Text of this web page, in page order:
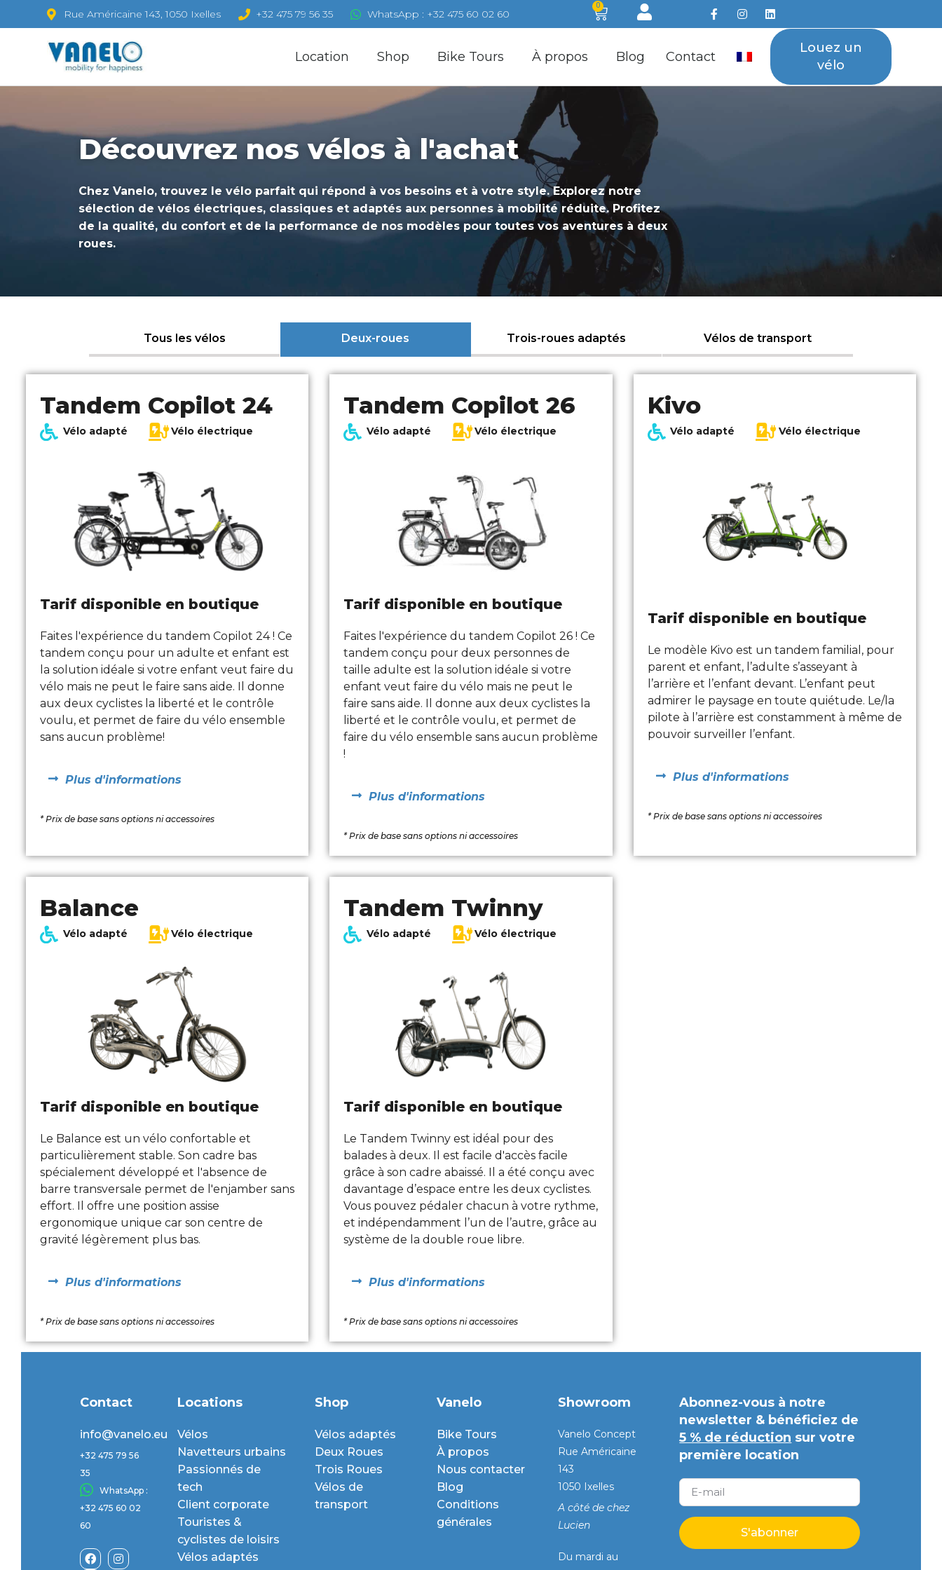
Rue Américaine 143, 1050 Ixelles +32 475 79 56 35 WhatsApp : +32 475 60 02 60
0
Location Shop Bike Tours À propos Blog Contact
Louez un
vélo
Découvrez nos vélos à l'achat
Chez Vanelo, trouvez le vélo parfait qui répond à vos besoins et à votre style. Explorez notre
sélection de vélos électriques, classiques et adaptés aux personnes à mobilité réduite. Profitez
de la qualité, du confort et de la performance de nos modèles pour toutes vos aventures à deux
roues.
Tous les vélos Deux-roues Trois-roues adaptés Vélos de transport
Tandem Copilot 24
Vélo adapté Vélo électrique
Tarif disponible en boutique
Faites l'expérience du tandem Copilot 24 ! Ce
tandem conçu pour un adulte et enfant est
la solution idéale si votre enfant veut faire du
vélo mais ne peut le faire sans aide. Il donne
aux deux cyclistes la liberté et le contrôle
voulu, et permet de faire du vélo ensemble
sans aucun problème!
Plus d'informations
* Prix de base sans options ni accessoires
Tandem Copilot 26
Vélo adapté Vélo électrique
Tarif disponible en boutique
Faites l'expérience du tandem Copilot 26 ! Ce
tandem conçu pour deux personnes de
taille adulte est la solution idéale si votre
enfant veut faire du vélo mais ne peut le
faire sans aide. Il donne aux deux cyclistes la
liberté et le contrôle voulu, et permet de
faire du vélo ensemble sans aucun problème
!
Plus d'informations
* Prix de base sans options ni accessoires
Kivo
Vélo adapté Vélo électrique
Tarif disponible en boutique
Le modèle Kivo est un tandem familial, pour
parent et enfant, l’adulte s’asseyant à
l’arrière et l’enfant devant. L’enfant peut
admirer le paysage en toute quiétude. Le/la
pilote à l’arrière est constamment à même de
pouvoir surveiller l’enfant.
Plus d'informations
* Prix de base sans options ni accessoires
Balance
Vélo adapté Vélo électrique
Tarif disponible en boutique
Le Balance est un vélo confortable et
particulièrement stable. Son cadre bas
spécialement développé et l'absence de
barre transversale permet de l'enjamber sans
effort. Il offre une position assise
ergonomique unique car son centre de
gravité légèrement plus bas.
Plus d'informations
* Prix de base sans options ni accessoires
Tandem Twinny
Vélo adapté Vélo électrique
Tarif disponible en boutique
Le Tandem Twinny est idéal pour des
balades à deux. Il est facile d'accès facile
grâce à son cadre abaissé. Il a été conçu avec
davantage d’espace entre les deux cyclistes.
Vous pouvez pédaler chacun à votre rythme,
et indépendamment l’un de l’autre, grâce au
système de la double roue libre.
Plus d'informations
* Prix de base sans options ni accessoires
Contact
info@vanelo.eu
+32 475 79 56
35
WhatsApp :
+32 475 60 02
60
Locations
Vélos
Navetteurs urbains
Passionnés de
tech
Client corporate
Touristes &
cyclistes de loisirs
Vélos adaptés
Shop
Vélos adaptés
Deux Roues
Trois Roues
Vélos de
transport
Vanelo
Bike Tours
À propos
Nous contacter
Blog
Conditions
générales
Showroom
Vanelo Concept
Rue Américaine
143
1050 Ixelles
A côté de chez
Lucien
Du mardi au
Abonnez-vous à notre
newsletter & bénéficiez de
5 % de réduction sur votre
première location
S'abonner